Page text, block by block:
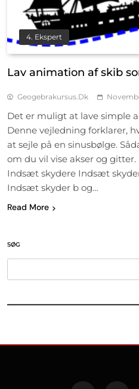
4. Ekspert
Lav animation af skib
Geogebrakursus.dk
Det er muligt at lave simple
Denne vejledning forklarer,
at sejle på en sinusbølge.
om du vil vise akser og
Indsæt skydere Indsæt skyder
Indsæt skyder b og…
Read More
SØG